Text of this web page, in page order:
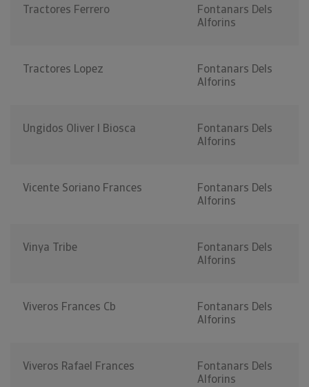
Tractores Ferrero
Fontanars Dels
Alforins
Tractores Lopez
Fontanars Dels
Alforins
Ungidos Oliver I Biosca
Fontanars Dels
Alforins
Vicente Soriano Frances
Fontanars Dels
Alforins
Vinya Tribe
Fontanars Dels
Alforins
Viveros Frances Cb
Fontanars Dels
Alforins
Viveros Rafael Frances
Fontanars Dels
Alforins